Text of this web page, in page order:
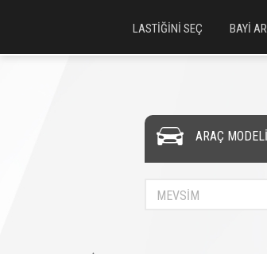
LASTİĞİNİ SEÇ BAYİ
ARAÇ
MEVSİM